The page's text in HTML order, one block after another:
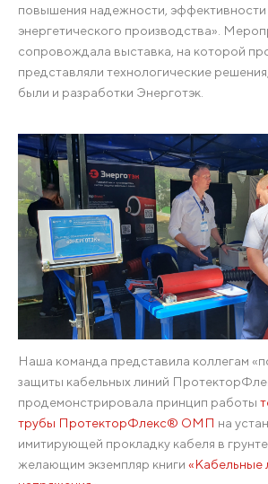
повышения надежности, эффективности
энергетического производства».
сопровождала выставка, на которой
представляли технологические
были и разработки Энерготэк.
Наша команда представила коллегам
защиты кабельных линий
продемонстрировала принцип работы
трубы ПротекторФлекс® ОМП на
имитирующей прокладку кабеля в
желающим экземпляр книги «Кабельные